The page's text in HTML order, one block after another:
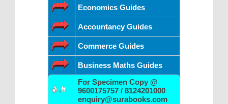
Economics Guides
Accountancy Guides
Commerce Guides
Business Maths Guides
For Specimen Copy @
9600175757 / 8124201000
enquiry@surabooks.com